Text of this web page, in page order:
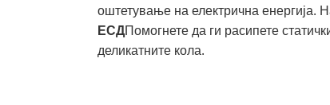
оштетување на електрична енергија.
ЕСДПомогнете да ги расипете
деликатните кола.